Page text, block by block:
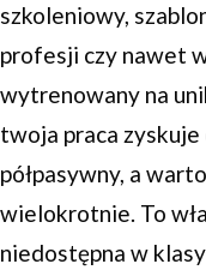
szkoleniowy,
profesji czy nawet
wytrenowany na
twoja praca
półpasywny, a
wielokrotnie. To
niedostępna w